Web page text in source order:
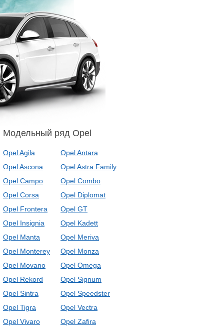
Модельный ряд Opel
Opel Agila
Opel Antara
Opel Ascona
Opel Astra Family
Opel Campo
Opel Combo
Opel Corsa
Opel Diplomat
Opel Frontera
Opel GT
Opel Insignia
Opel Kadett
Opel Manta
Opel Meriva
Opel Monterey
Opel Monza
Opel Movano
Opel Omega
Opel Rekord
Opel Signum
Opel Sintra
Opel Speedster
Opel Tigra
Opel Vectra
Opel Vivaro
Opel Zafira